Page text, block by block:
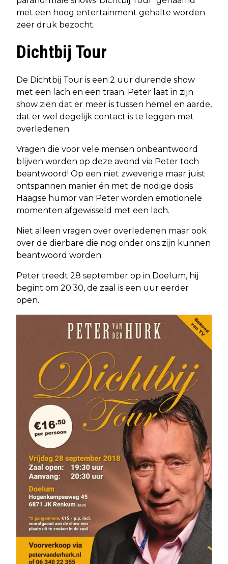
met een hoog entertainment gehalte worden
zeer druk bezocht.
Dichtbij Tour
De Dichtbij Tour is een 2 uur durende show
met een lach en een traan. Peter laat in zijn
show zien dat er meer is tussen hemel en aarde,
dat er wel degelijk contact is te leggen met
overledenen.
Vragen die voor vele mensen onbeantwoord
blijven worden op deze avond via Peter toch
beantwoord! Op een niet zweverige maar juist
ontspannen manier én met de nodige dosis
Haagse humor van Peter worden emotionele
momenten afgewisseld met een lach.
Niet alleen vragen over overledenen maar ook
over de dierbare die nog onder ons zijn kunnen
beantwoord worden.
Peter treedt 28 september op in Doelum, hij
begint om 20:30, de zaal is een uur eerder
open.